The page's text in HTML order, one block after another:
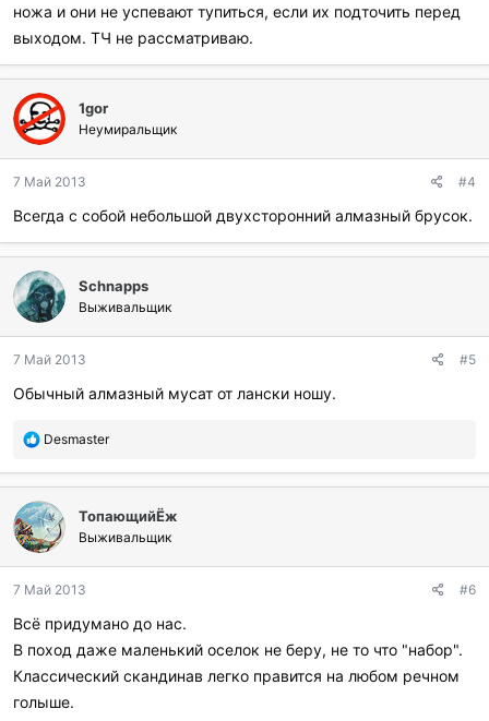
ножа и они не успевают тупиться, если их подточить перед
выходом. ТЧ не рассматриваю.
1gor
Неумиральщик
7 Май 2013 #4
Всегда с собой небольшой двухсторонний алмазный брусок.
Schnapps
Выживальщик
7 Май 2013 #5
Обычный алмазный мусат от лански ношу.
П
б
л
а
г
о
а
и
л
и
Desmaster
ТопающийЁж
Выживальщик
7 Май 2013 #6
Всё придумано до нас.
В поход даже маленький оселок не беру, не то что "набор".
Классический скандинав легко правится на любом речном
голыше.